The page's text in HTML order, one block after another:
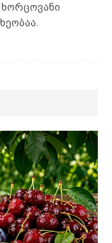
ხორცოვანი